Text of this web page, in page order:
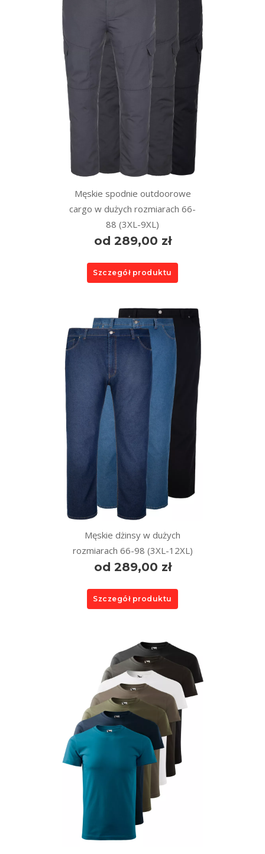
Męskie spodnie outdoorowe
cargo w dużych rozmiarach 66-
88 (3XL-9XL)
od 289,00 zł
Szczegół produktu
Męskie dżinsy w dużych
rozmiarach 66-98 (3XL-12XL)
od 289,00 zł
Szczegół produktu